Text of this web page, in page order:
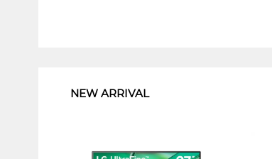
NEW ARRIVAL